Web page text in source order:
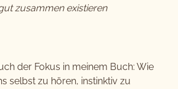
zusammen existieren
der Fokus in meinem Buch: Wie
selbst zu hören, instinktiv zu